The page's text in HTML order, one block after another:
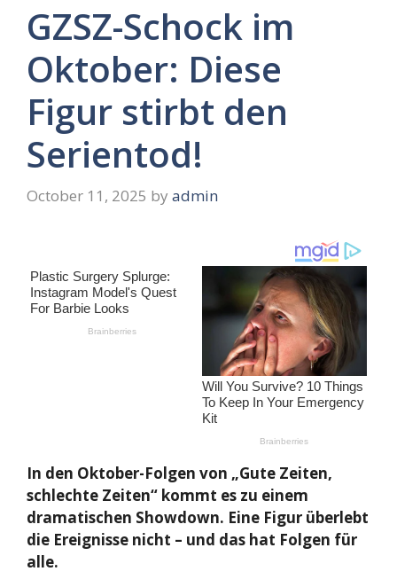
GZSZ-Schock im
Oktober: Diese
Figur stirbt den
Serientod!
October 11, 2025 by admin
In den Oktober-Folgen von „Gute Zeiten,
schlechte Zeiten“ kommt es zu einem
dramatischen Showdown. Eine Figur überlebt
die Ereignisse nicht – und das hat Folgen für
alle.